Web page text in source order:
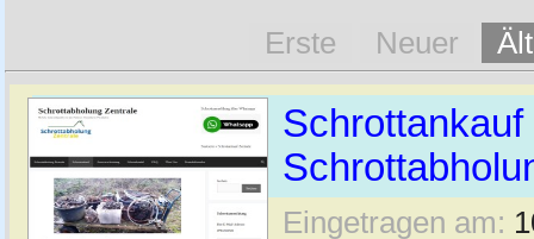
Erste Neuer
Eingetragen am: